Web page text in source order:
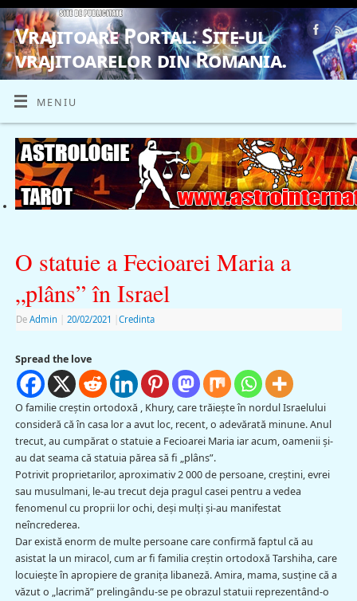
Vrajitoare Portal. Site-ul
vrajitoarelor din Romania.
VRAJITOARE, VRAJITOARELE, VRAJITOARE
MENIU
O statuie a Fecioarei Maria a
„plâns” în Israel
De Admin 20/02/2021 Credinta
Spread the love
O familie creștin ortodoxă , Khury, care trăieşte în nordul Israelului
consideră că în casa lor a avut loc, recent, o adevărată minune. Anul
trecut, au cumpărat o statuie a Fecioarei Maria iar acum, oamenii şi-
au dat seama că statuia părea să fi „plâns”.
Potrivit proprietarilor, aproximativ 2 000 de persoane, creștini, evrei
sau musulmani, le-au trecut deja pragul casei pentru a vedea
fenomenul cu proprii lor ochi, deşi mulţi şi-au manifestat
neîncrederea.
Dar există enorm de multe persoane care confirmă faptul că au
asistat la un miracol, cum ar fi familia creștin ortodoxă Tarshiha, care
locuieşte în apropiere de granița libaneză. Amira, mama, susţine că a
văzut o „lacrimă” prelingându-se pe obrazul statuii reprezentând-o